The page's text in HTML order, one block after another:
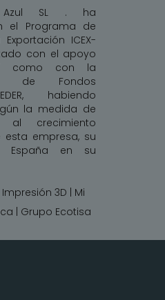
Azul SL . ha
el Programa de
ICEX-
con el apoyo
como con la
de Fondos
habiendo
la medida de
al crecimiento
empresa, su
en su
3D | Mi
| Grupo Ecotisa